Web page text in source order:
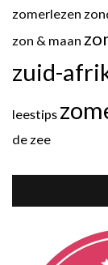
zomerlezen
zon & maan
zuid-
leestips
de zee